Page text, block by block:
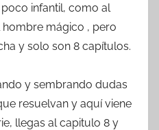
infantil, como al
mágico , pero
y solo son 8 capítulos.
y sembrando dudas
resuelvan y aquí viene
llegas al capitulo 8 y